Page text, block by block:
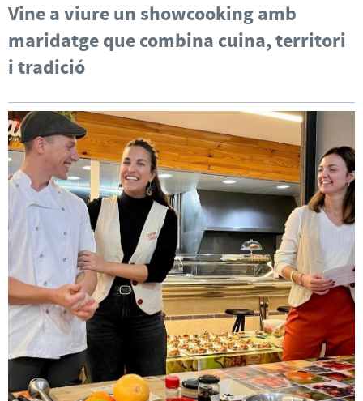
Vine a viure un showcooking amb
maridatge que combina cuina, territori
i tradició